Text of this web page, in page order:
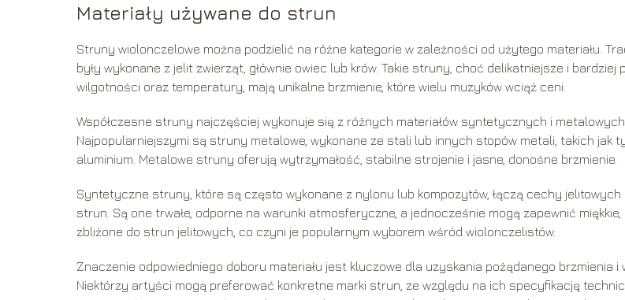
Materiały używane do strun
Struny wiolonczelowe można podzielić na różne kategorie w zależności od użytego materiału.
były wykonane z jelit zwierząt, głównie owiec lub krów. Takie struny, choć delikatniejsze i bardziej
wilgotności oraz temperatury, mają unikalne brzmienie, które wielu muzyków wciąż ceni.
Współczesne struny najczęściej wykonuje się z różnych materiałów syntetycznych i metalowych.
Najpopularniejszymi są struny metalowe, wykonane ze stali lub innych stopów metali, takich jak
aluminium. Metalowe struny oferują wytrzymałość, stabilne strojenie i jasne, donośne brzmienie.
Syntetyczne struny, które są często wykonane z nylonu lub kompozytów, łączą cechy
strun. Są one trwałe, odporne na warunki atmosferyczne, a jednocześnie mogą zapewnić miękkie,
zbliżone do strun jelitowych, co czyni je popularnym wyborem wśród wiolonczelistów.
Znaczenie odpowiedniego doboru materiału jest kluczowe dla uzyskania pożądanego brzmienia i
Niektórzy artyści mogą preferować konkretne marki strun, ze względu na ich specyfikację